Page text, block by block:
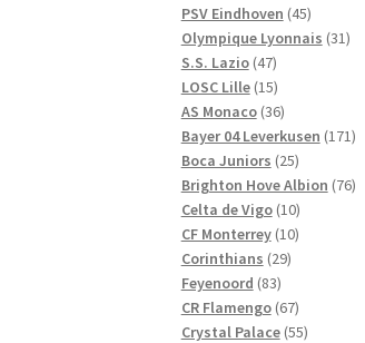
produkter
PSV Eindhoven 4545
produkter
Olympique Lyonnais 3131
S.S. Lazio 4747
produkter
LOSC Lille 1515
produkter
AS Monaco 3636
produkter
Bayer 04 Leverkusen 171171
Boca Juniors 2525
produkter
Brighton Hove Albion 7676
Celta de Vigo 1010
produkter
CF Monterrey 1010
Corinthians 2929
Feyenoord 8383
produkter
CR Flamengo 6767
produkter
Crystal Palace 5555